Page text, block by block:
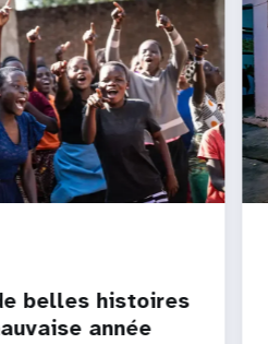
belles histoires
année